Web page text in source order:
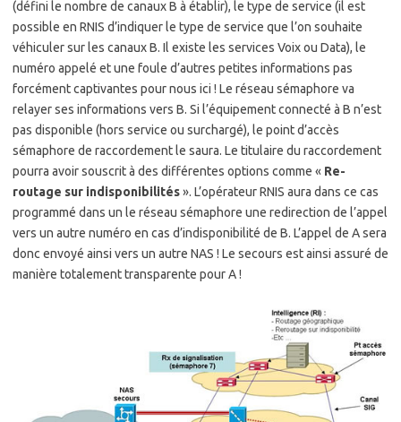
(défini le nombre de canaux B à établir), le type de service (il est
possible en RNIS d’indiquer le type de service que l’on souhaite
véhiculer sur les canaux B. Il existe les services Voix ou Data), le
numéro appelé et une foule d’autres petites informations pas
forcément captivantes pour nous ici ! Le réseau sémaphore va
relayer ses informations vers B. Si l’équipement connecté à B n’est
pas disponible (hors service ou surchargé), le point d’accès
sémaphore de raccordement le saura. Le titulaire du raccordement
pourra avoir souscrit à des différentes options comme « Re-
routage sur indisponibilités». L’opérateur RNIS aura dans ce cas
programmé dans un le réseau sémaphore une redirection de l’appel
vers un autre numéro en cas d’indisponibilité de B. L’appel de A sera
donc envoyé ainsi vers un autre NAS ! Le secours est ainsi assuré de
manière totalement transparente pour A !